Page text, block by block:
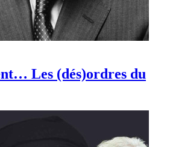
Les (dés)ordres du